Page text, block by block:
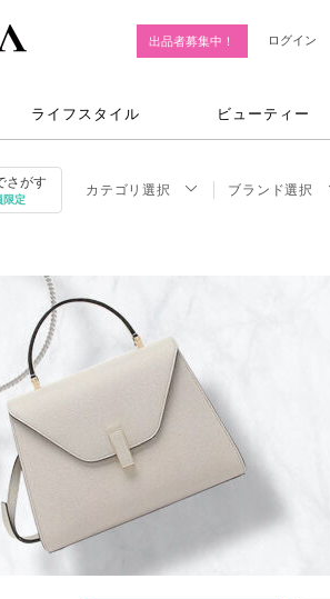
出品者募集中！ ログイン
ライフスタイル ビューティー
さがす
限定
カテゴリ選択 ブランド選択